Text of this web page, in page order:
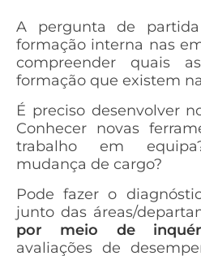
A pergunta de
formação interna nas
compreender quais
formação que existem
É preciso desenvolver
Conhecer novas
trabalho em
mudança de cargo?
Pode fazer o
junto das áreas/
por meio de
avaliações de